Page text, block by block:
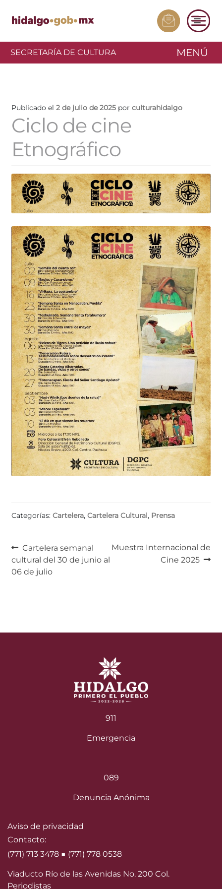
SECRETARÍA DE CULTURA MENÚ
Publicado el 2 de julio de 2025 por culturahidalgo
Ciclo de cine
Etnográfico
Categorías: Cartelera, Cartelera Cultural , Prensa
Navegación
de
Anterior:
Cartelera semanal
cultural del 30 de junio al
06 de julio
Siguiente:
Muestra Internacional de
Cine 2025
911
Emergencia
089
Denuncia Anónima
Aviso de privacidad
Contacto:
(771) 713 3478 ■ (771) 778 0538
Viaducto Río de las Avenidas No. 200 Col.
Periodistas